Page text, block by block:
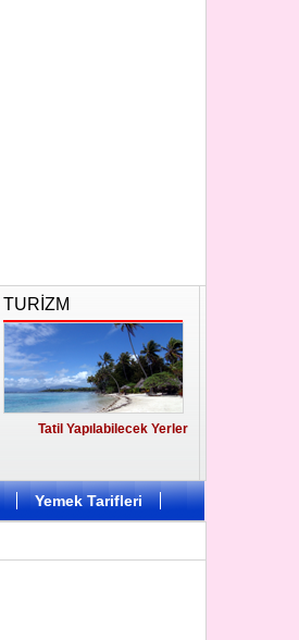
TURİZM
Tatil Yapılabilecek Yerler
Yemek Tarifleri